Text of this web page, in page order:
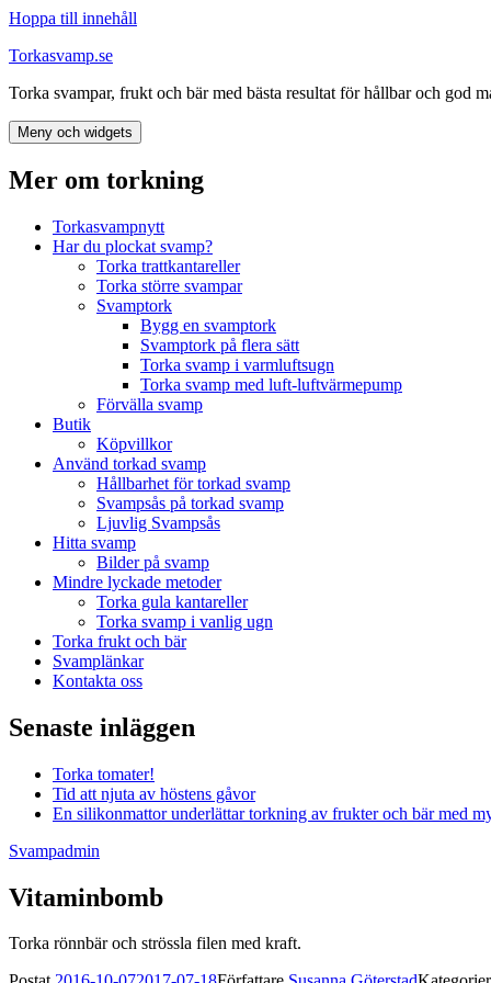
Hoppa till innehåll
Torkasvamp.se
Torka svampar, frukt och bär med bästa resultat för hållbar och god
Meny och widgets
Mer om torkning
Torkasvampnytt
Har du plockat svamp?
Torka trattkantareller
Torka större svampar
Svamptork
Bygg en svamptork
Svamptork på flera sätt
Torka svamp i varmluftsugn
Torka svamp med luft-luftvärmepump
Förvälla svamp
Butik
Köpvillkor
Använd torkad svamp
Hållbarhet för torkad svamp
Svampsås på torkad svamp
Ljuvlig Svampsås
Hitta svamp
Bilder på svamp
Mindre lyckade metoder
Torka gula kantareller
Torka svamp i vanlig ugn
Torka frukt och bär
Svamplänkar
Kontakta oss
Senaste inläggen
Torka tomater!
Tid att njuta av höstens gåvor
En silikonmattor underlättar torkning av frukter och bär med
Svampadmin
Vitaminbomb
Torka rönnbär och strössla filen med kraft.